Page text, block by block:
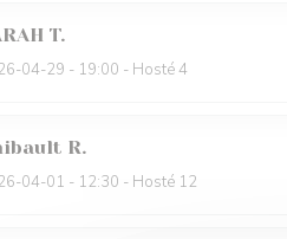
T
04-29 - 19:00 - Hosté 4
R
04-01 - 12:30 - Hosté 12